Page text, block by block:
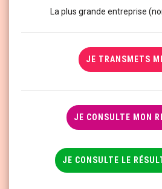
La plus grande entreprise
JE TRANSMETS
JE CONSULTE MON
JE CONSULTE LE